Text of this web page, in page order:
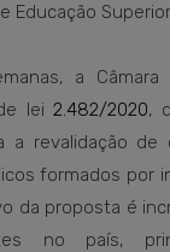
Educação
a
lei 2.482/2020,
a revalidação de
formados por
da proposta é
no país,